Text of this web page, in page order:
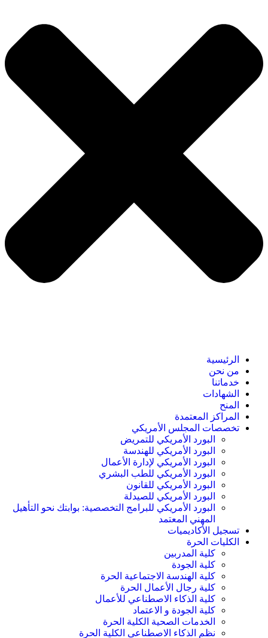
الرئيسية
من نحن
خدماتنا
الشهادات
المنح
المراكز المعتمدة
تخصصات المجلس الأمريكي
البورد الأمريكي للتمريض
البورد الأمريكي للهندسة
البورد الأمريكي لإدارة الأعمال
البورد الأمريكي للطب البشري
البورد الأمريكي للقانون
البورد الأمريكي للصيدلة
البورد الأمريكي للبرامج التخصصية: بوابتك نحو التأهيل
المهني المعتمد
تسجيل الأكاديميات
الكليات الحرة
كلية المدربين
كلية الجودة
كلية الهندسة الاجتماعية الحرة
كلية رجال الأعمال الحرة
كلية الذكاء الاصطناعي للأعمال
كلية الجودة و الاعتماد
الخدمات الصحية الكلية الحرة
نظم الذكاء الاصطناعى الكلية الحرة